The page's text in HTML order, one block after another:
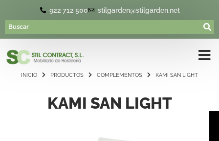
922 712 500 stilgarden@stilgarden.net
INICIO PRODUCTOS COMPLEMENTOS KAMI SAN LIGHT
KAMI SAN LIGHT